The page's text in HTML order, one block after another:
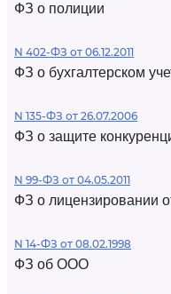
ФЗ о полиции
N 402-ФЗ от 06.12.2011
ФЗ о бухгалтерском
N 135-ФЗ от 26.07.2006
ФЗ о защите
N 99-ФЗ от 04.05.2011
ФЗ о лицензировании
N 14-ФЗ от 08.02.1998
ФЗ об ООО